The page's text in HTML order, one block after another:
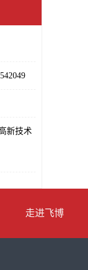
新技术
走进飞博